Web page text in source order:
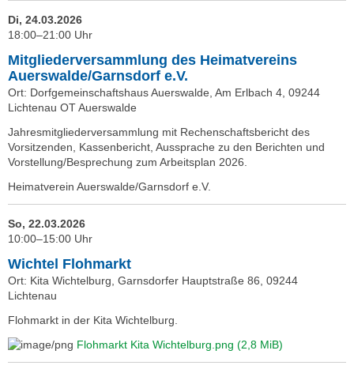
Di, 24.03.2026
18:00–21:00 Uhr
Mitgliederversammlung des Heimatvereins
Auerswalde/Garnsdorf e.V.
Ort: Dorfgemeinschaftshaus Auerswalde, Am Erlbach 4, 09244
Lichtenau OT Auerswalde
Jahresmitgliederversammlung mit Rechenschaftsbericht des
Vorsitzenden, Kassenbericht, Aussprache zu den Berichten und
Vorstellung/Besprechung zum Arbeitsplan 2026.
Heimatverein Auerswalde/Garnsdorf e.V.
So, 22.03.2026
10:00–15:00 Uhr
Wichtel Flohmarkt
Ort: Kita Wichtelburg, Garnsdorfer Hauptstraße 86, 09244
Lichtenau
Flohmarkt in der Kita Wichtelburg.
Flohmarkt Kita Wichtelburg.png (2,8 MiB)